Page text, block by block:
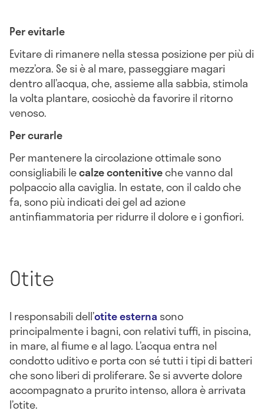
Per evitarle
Evitare di rimanere nella stessa posizione per più di
mezz’ora. Se si è al mare, passeggiare magari
dentro all’acqua, che, assieme alla sabbia, stimola
la volta plantare, cosicchè da favorire il ritorno
venoso.
Per curarle
Per mantenere la circolazione ottimale sono
consigliabili lecalze contenitiveche vanno dal
polpaccio alla caviglia. In estate, con il caldo che
fa, sono più indicati dei gel ad azione
antinfiammatoria per ridurre il dolore e i gonfiori.
Otite
I responsabili dell’otite esterna sono
principalmente i bagni, con relativi tuffi, in piscina,
in mare, al fiume e al lago. L’acqua entra nel
condotto uditivo e porta con sé tutti i tipi di batteri
che sono liberi di proliferare. Se si avverte dolore
accompagnato a prurito intenso, allora è arrivata
l’otite.